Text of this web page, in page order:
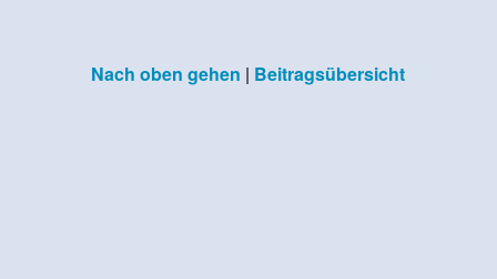
Nach oben gehen | Beitragsübersicht